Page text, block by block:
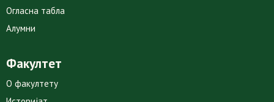
Огласна табла
Алумни
Факултет
О факултету